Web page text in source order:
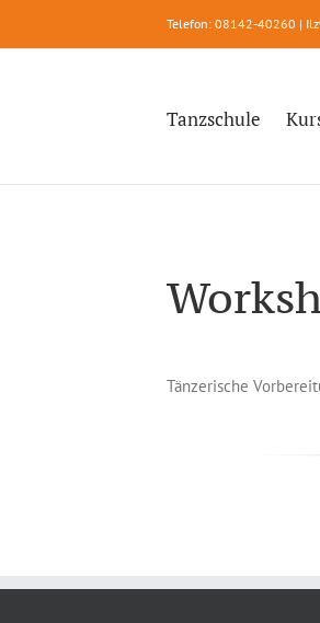
Telefon: 08142-40260 |
Tanzschule
Tänzerische